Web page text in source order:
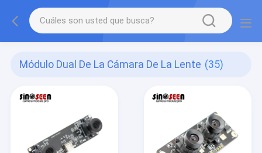
Módulo Dual De La Cámara De La Lente (35)